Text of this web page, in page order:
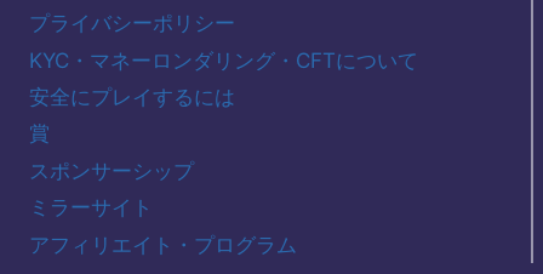
プライバシーポリシー
KYC・マネーロンダリング・CFTについて
安全にプレイするには
賞
スポンサーシップ
ミラーサイト
アフィリエイト・プログラム